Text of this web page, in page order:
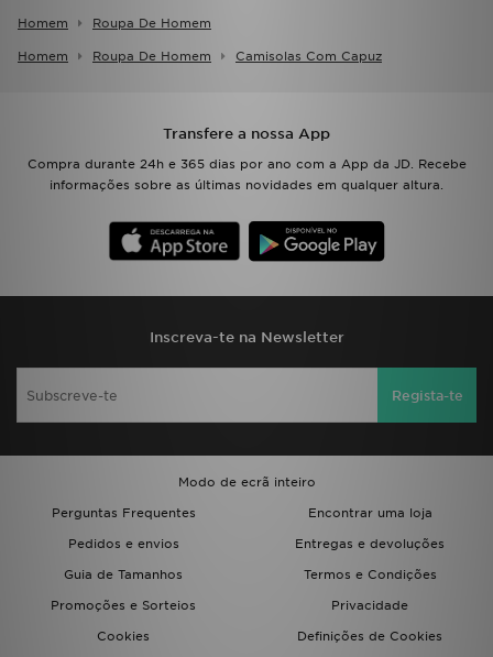
Homem Roupa De Homem
Homem Roupa De Homem Camisolas Com Capuz
Transfere a nossa App
Compra durante 24h e 365 dias por ano com a App da JD. Recebe
informações sobre as últimas novidades em qualquer altura.
Inscreva-te na Newsletter
Regista-te
Modo de ecrã inteiro
Perguntas Frequentes
Encontrar uma loja
Pedidos e envios
Entregas e devoluções
Guia de Tamanhos
Termos e Condições
Promoções e Sorteios
Privacidade
Cookies
Definições de Cookies